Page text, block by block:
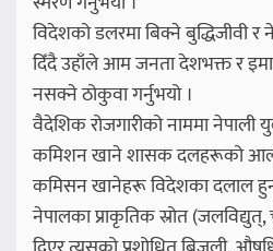
विदेशको डलरमा बिक्ने बुद्धिजीवी
दिँदै उहाँले आम जनता देशभक्त र
नसक्ने ठोकुवा गर्नुभयो ।
वैदेशिक रोजगारीको नाममा नेपाली
कमिशन खाने शासक दलहरूको
कमिसन खानेहरू विदेशका दलाल हुन्
नेपालका प्राकृतिक स्रोत